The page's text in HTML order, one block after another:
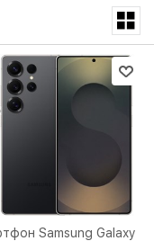
Samsung Galaxy